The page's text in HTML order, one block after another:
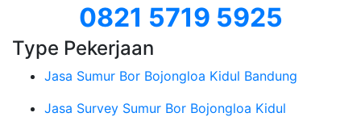
0821 5719 5925
Type Pekerjaan
Jasa Sumur Bor Bojongloa Kidul Bandung
Jasa Survey Sumur Bor Bojongloa Kidul